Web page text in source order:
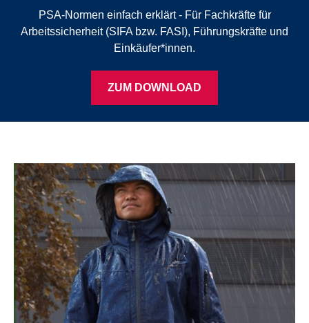
PSA-Normen einfach erklärt - Für Fachkräfte für
Arbeitssicherheit (SIFA bzw. FASI), Führungskräfte und
Einkäufer*innen.
ZUM DOWNLOAD